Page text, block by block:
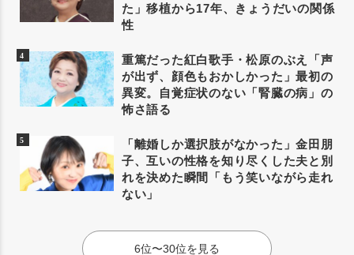
た」移植から17年、きょうだいの関係
性
重篤だった紅白歌手・松原のぶえ「声
が出ず、顔色もおかしかった」最初の
異変。自覚症状のない「腎臓の病」の
怖さ語る
「離婚しか選択肢がなかった」金田朋
子、互いの性格を知り尽くした夫と別
れを決めた瞬間「もう笑いながら走れ
ない」
6位〜30位を見る